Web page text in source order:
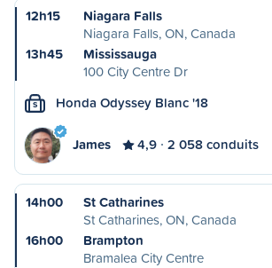
12h15
Niagara Falls
Niagara Falls, ON, Canada
13h45
Mississauga
100 City Centre Dr
S Honda Odyssey Blanc '18
James 4,9 2 058 conduits
14h00
St Catharines
St Catharines, ON, Canada
16h00
Brampton
Bramalea City Centre